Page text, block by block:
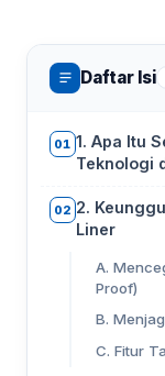
Daftar Isi
01 1. Apa Itu
Teknologi
02 2.
Liner
A.
Proof)
B.
C. Fitur